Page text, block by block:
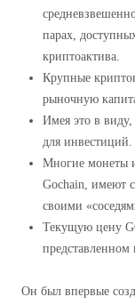
парах,
криптоактива.
Крупные
рыночную
Имея это в
для инвестиций.
Многие монеты
Gochain, имеют
своими
Текущую цену
Он был впервые